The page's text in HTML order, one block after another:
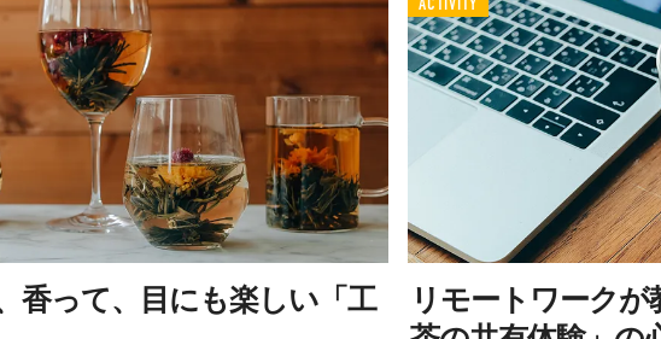
香って、目にも楽しい「工
ACTIVITY
リモートワーク